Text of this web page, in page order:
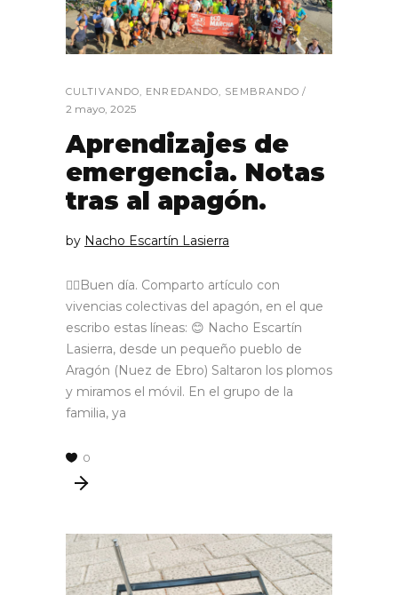
CULTIVANDO, ENREDANDO, SEMBRANDO
2 mayo, 2025
Aprendizajes de
emergencia. Notas
tras al apagón.
by Nacho Escartín Lasierra
🙋‍♂Buen día. Comparto artículo con
vivencias colectivas del apagón, en el que
escribo estas líneas: 😊 Nacho Escartín
Lasierra, desde un pequeño pueblo de
Aragón (Nuez de Ebro) Saltaron los plomos
y miramos el móvil. En el grupo de la
familia, ya
0